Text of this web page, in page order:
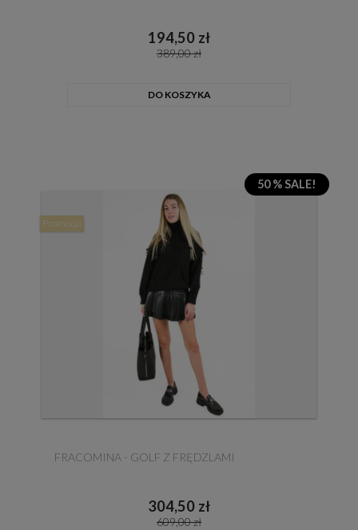
194,50 zł
389,00 zł
DO KOSZYKA
50 % SALE!
FRACOMINA - GOLF Z FRĘDZLAMI
304,50 zł
609,00 zł
Promocja